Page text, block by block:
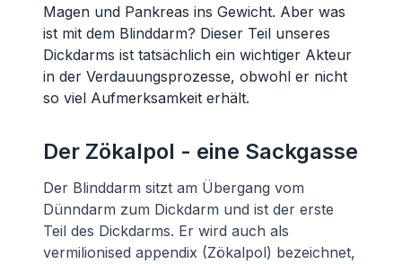
Magen und Pankreas ins Gewicht. Aber was
ist mit dem Blinddarm? Dieser Teil unseres
Dickdarms ist tatsächlich ein wichtiger Akteur
in der Verdauungsprozesse, obwohl er nicht
so viel Aufmerksamkeit erhält.
Der Zökalpol - eine Sackgasse
Der Blinddarm sitzt am Übergang vom
Dünndarm zum Dickdarm und ist der erste
Teil des Dickdarms. Er wird auch als
vermilionised appendix (Zökalpol) bezeichnet,